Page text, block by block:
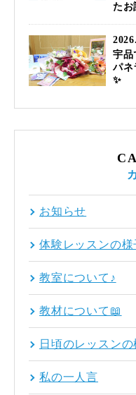
たお
宇品
パネ
✨
お知らせ
体験レッスンの様
教室について♪
教材について📖
日頃のレッスンの
私の一人言